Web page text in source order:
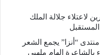
لاعتلاء جلالة الملك
“أنزا” يجمع الشعر
بالشاعرة إلهام ملهبي